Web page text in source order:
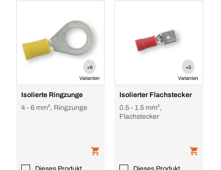
+6
Varianten
Isolierte Ringzunge
4 - 6 mm², Ringzunge
+5
Varianten
Isolierter Flachstecker
0.5 - 1.5 mm²,
Flachstecker